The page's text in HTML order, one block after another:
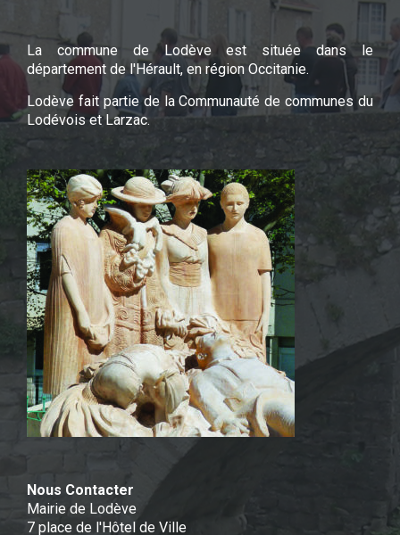
La commune de Lodève est située dans le
département de l'Hérault, en région Occitanie.
Lodève fait partie de la Communauté de communes du
Lodévois et Larzac.
Nous Contacter
Mairie de Lodève
7 place de l'Hôtel de Ville